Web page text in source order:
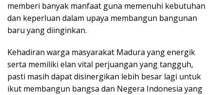
memberi banyak manfaat guna memenuhi kebutuhan
dan keperluan dalam upaya membangun bangunan
baru yang diinginkan.
Kehadiran warga masyarakat Madura yang energik
serta memiliki elan vital perjuangan yang tangguh,
pasti masih dapat disinergikan lebih besar lagi untuk
ikut membangun bangsa dan Negera Indonesia yang